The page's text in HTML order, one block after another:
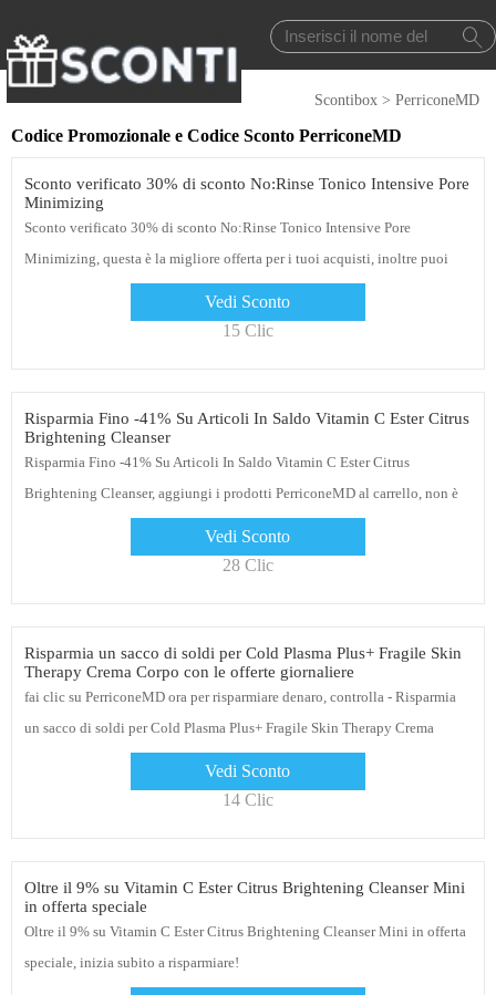
Scontibox > PerriconeMD
Codice Promozionale e Codice Sconto PerriconeMD
Sconto verificato 30% di sconto No:Rinse Tonico Intensive Pore
Minimizing
Sconto verificato 30% di sconto No:Rinse Tonico Intensive Pore
Minimizing, questa è la migliore offerta per i tuoi acquisti, inoltre puoi
sconto sul primo ordine, 5% di sconto per gli studenti
Vedi Sconto
15 Clic
Risparmia Fino -41% Su Articoli In Saldo Vitamin C Ester Citrus
Brightening Cleanser
Risparmia Fino -41% Su Articoli In Saldo Vitamin C Ester Citrus
Brightening Cleanser, aggiungi i prodotti PerriconeMD al carrello, non è
Vedi Sconto
28 Clic
Risparmia un sacco di soldi per Cold Plasma Plus+ Fragile Skin
Therapy Crema Corpo con le offerte giornaliere
fai clic su PerriconeMD ora per risparmiare denaro, controlla - Risparmia
un sacco di soldi per Cold Plasma Plus+ Fragile Skin Therapy Crema
Vedi Sconto
14 Clic
Oltre il 9% su Vitamin C Ester Citrus Brightening Cleanser Mini
in offerta speciale
Oltre il 9% su Vitamin C Ester Citrus Brightening Cleanser Mini in offerta
speciale, inizia subito a risparmiare!